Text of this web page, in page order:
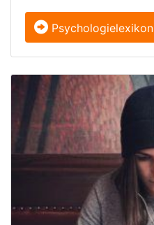
Psychologielexikon